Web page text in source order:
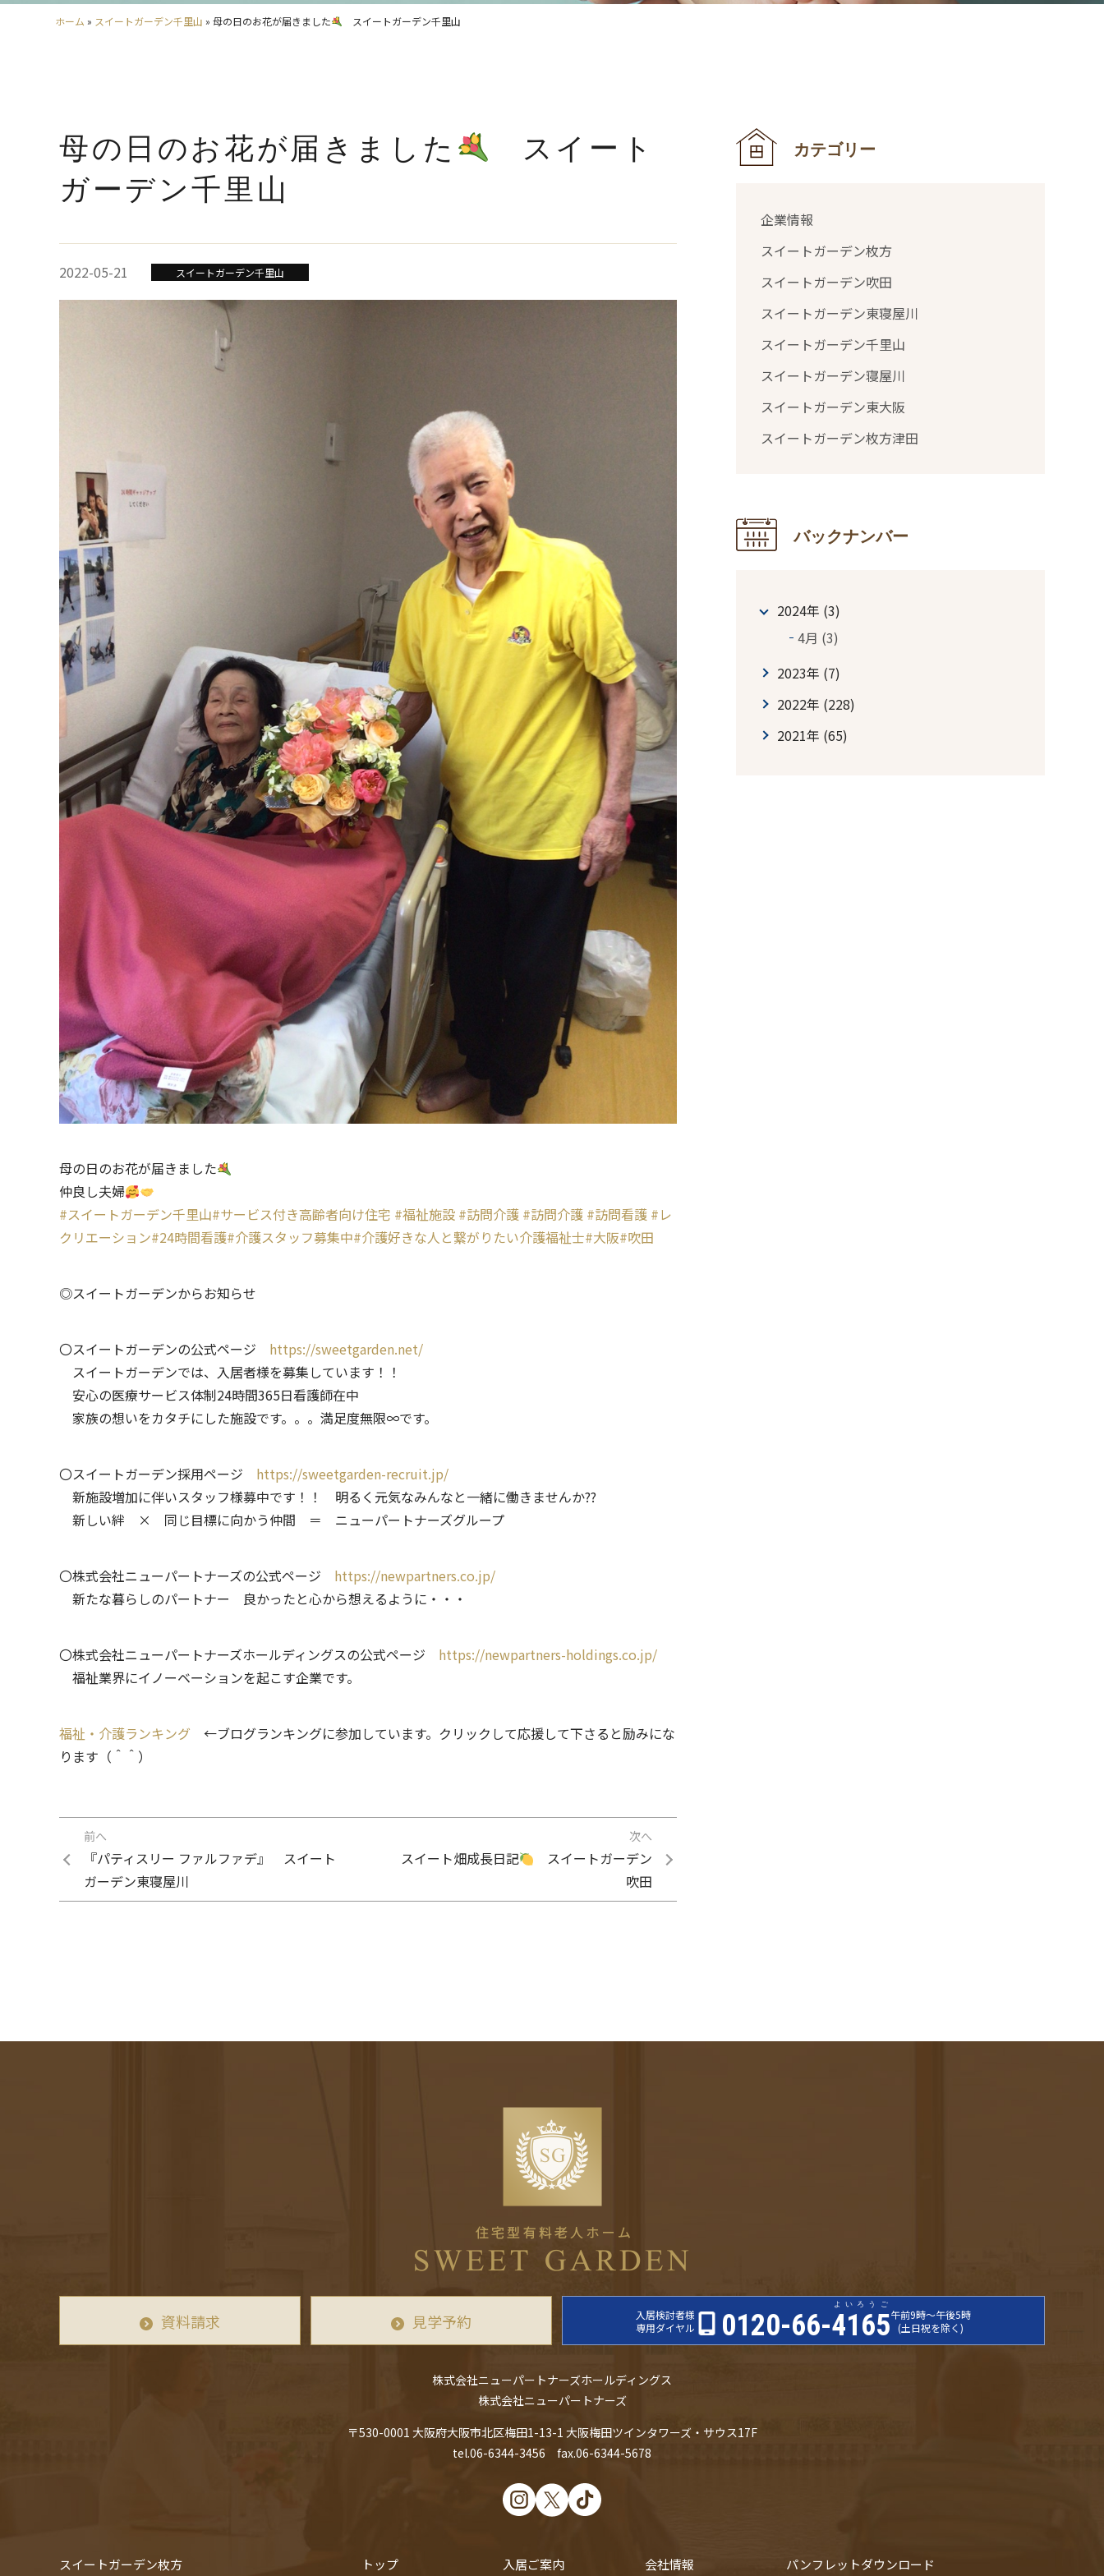
ホーム » スイートガーデン千里山 »母の日のお花が届きました スイートガーデン千里山
母の日のお花が届きました
スイート
ガーデン千里山
2022-05-21 スイートガーデン千里山
母の日のお花が届きました
仲良し夫婦
#スイートガーデン千里山#サービス付き高齢者向け住宅 #福祉施設 #訪問介護 #訪問介護 #訪問看護 #レ
クリエーション#24時間看護#介護スタッフ募集中#介護好きな人と繋がりたい介護福祉士#大阪#吹田
◎スイートガーデンからお知らせ
〇スイートガーデンの公式ページ https://sweetgarden.net/
スイートガーデンでは、入居者様を募集しています！！
安心の医療サービス体制24時間365日看護師在中
家族の想いをカタチにした施設です。。。満足度無限∞です。
〇スイートガーデン採用ページ https://sweetgarden-recruit.jp/
新施設増加に伴いスタッフ様募中です！！ 明るく元気なみんなと一緒に働きませんか??
新しい絆 × 同じ目標に向かう仲間 ＝ ニューパートナーズグループ
〇株式会社ニューパートナーズの公式ページ https://newpartners.co.jp/
新たな暮らしのパートナー 良かったと心から想えるように・・・
〇株式会社ニューパートナーズホールディングスの公式ページ https://newpartners-holdings.co.jp/
福祉業界にイノーベーションを起こす企業です。
福祉・介護ランキング ←ブログランキングに参加しています。クリックして応援して下さると励みにな
ります（＾＾）
前へ
『パティスリー ファルファデ』 スイート
ガーデン東寝屋川
次へ
スイート畑成長日記
スイートガーデン
吹田
カテゴリー
企業情報
スイートガーデン枚方
スイートガーデン吹田
スイートガーデン東寝屋川
スイートガーデン千里山
スイートガーデン寝屋川
スイートガーデン東大阪
スイートガーデン枚方津田
バックナンバー
2024年 (3)
4月 (3)
2023年 (7)
2022年 (228)
2021年 (65)
資料請求 見学予約
入居検討者様
専用ダイヤル
0120-66-4165
よいろうご
午前9時〜午後5時
(土日祝を除く)
株式会社ニューパートナーズホールディングス
株式会社ニューパートナーズ
〒530-0001 大阪府大阪市北区梅田1-13-1 大阪梅田ツインタワーズ・サウス17F
tel.06-6344-3456 fax.06-6344-5678
スイートガーデン枚方 トップ 入居ご案内 会社情報 パンフレットダウンロード